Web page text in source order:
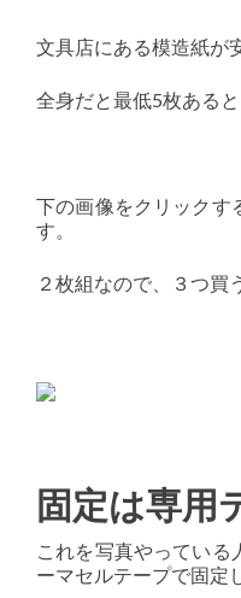
文具店にある模造紙が
全身だと最低5枚あると
下の画像をクリックす
す。
２枚組なので、３つ買
固定は専用
これを写真やっている
ーマセルテープで固定